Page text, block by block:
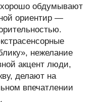
обдумывают
ориентир —
нежелание
акцент люди,
делают на
впечатлении